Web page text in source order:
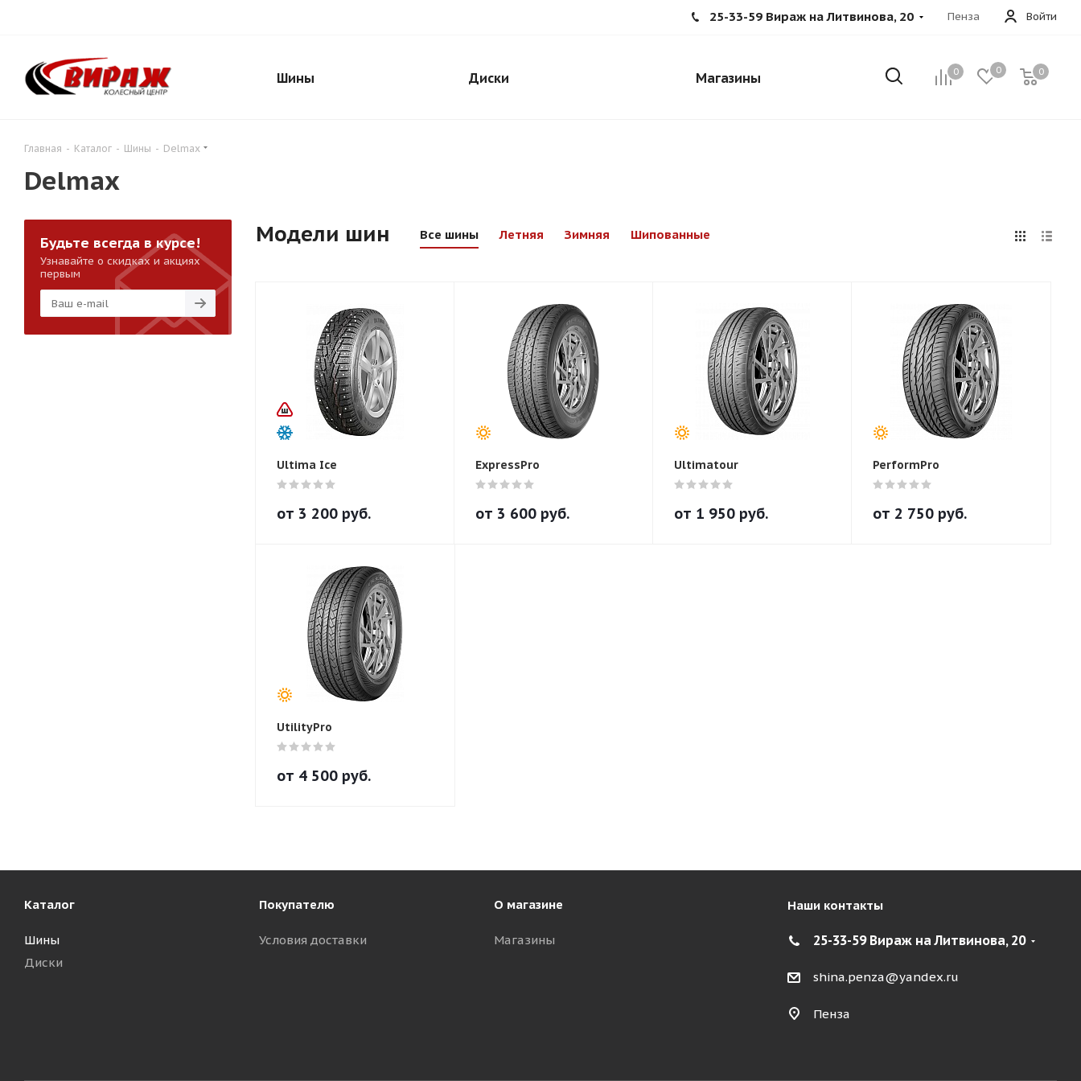
Войти
Пенза
25-33-59 Вираж на Литвинова, 20
0 0 0
Шины Диски Магазины
Главная - Каталог - Шины - Delmax
Delmax
Модели шин Все шины Летняя Зимняя Шипованные
Ultima Ice
от 3 200 руб.
ExpressPro
от 3 600 руб.
Ultimatour
от 1 950 руб.
PerformPro
от 2 750 руб.
UtilityPro
от 4 500 руб.
Будьте всегда в курсе!
Узнавайте о скидках и акциях
первым
Каталог
Шины
Диски
Покупателю
Условия доставки
О магазине
Магазины
Наши контакты
25-33-59 Вираж на Литвинова, 20
shina.penza@yandex.ru
Пенза